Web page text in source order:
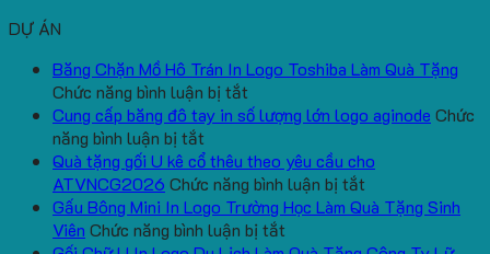
DỰ ÁN
Băng Chặn Mồ Hô Trán In Logo Toshiba Làm Quà Tặng
Chức năng bình luận bị tắt
Băng
Mồ
Hô
Trán
In
Cung cấp băng đô tay in số lượng lớn logo aginode Chức
năng bình luận bị tắt
Cung
cấp
băng
đô
Quà tặng gối U kê cổ thêu theo yêu cầu cho
ATVNCG2026 Chức năng bình luận bị tắt
Quà
Gấu Bông Mini In Logo Trường Học Làm Quà Tặng Sinh
Viên Chức năng bình luận bị tắt